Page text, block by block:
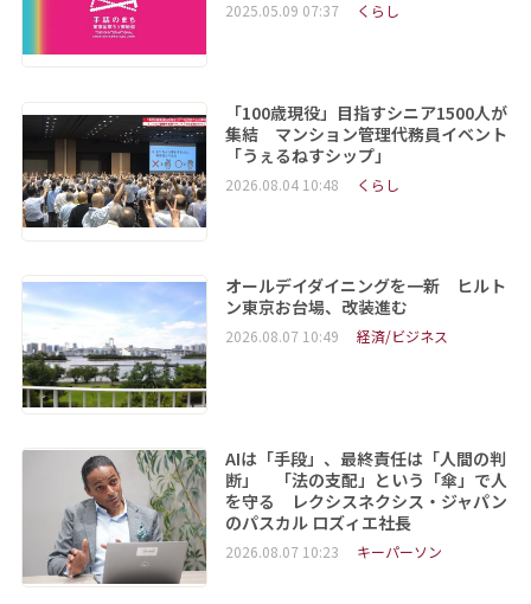
2025.05.09 07:37 くらし
「100歳現役」目指すシニア1500人が
集結 マンション管理代務員イベント
「うぇるねすシップ」
2026.08.04 10:48 くらし
オールデイダイニングを一新 ヒルト
ン東京お台場、改装進む
2026.08.07 10:49 経済/ビジネス
AIは「手段」、最終責任は「人間の判
断」 「法の支配」という「傘」で人
を守る レクシスネクシス・ジャパン
のパスカル ロズィエ社長
2026.08.07 10:23 キーパーソン